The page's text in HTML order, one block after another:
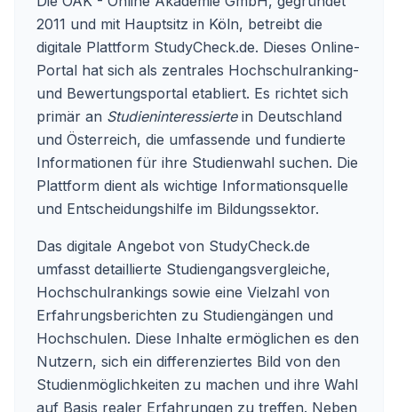
2011 und mit Hauptsitz in Köln, betreibt die
digitale Plattform StudyCheck.de. Dieses Online-
Portal hat sich als zentrales Hochschulranking-
und Bewertungsportal etabliert. Es richtet sich
primär an Studieninteressiertein Deutschland
und Österreich, die umfassende und fundierte
Informationen für ihre Studienwahl suchen. Die
Plattform dient als wichtige Informationsquelle
und Entscheidungshilfe im Bildungssektor.
Das digitale Angebot von StudyCheck.de
umfasst detaillierte Studiengangsvergleiche,
Hochschulrankings sowie eine Vielzahl von
Erfahrungsberichten zu Studiengängen und
Hochschulen. Diese Inhalte ermöglichen es den
Nutzern, sich ein differenziertes Bild von den
Studienmöglichkeiten zu machen und ihre Wahl
auf Basis realer Erfahrungen zu treffen. Neben